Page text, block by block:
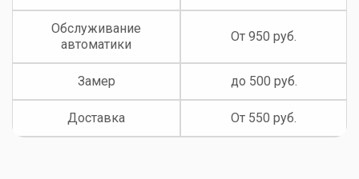
Обслуживание
автоматики
От 950 руб.
Замер до 500 руб.
Доставка От 550 руб.